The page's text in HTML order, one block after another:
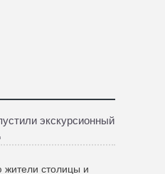
экскурсионный
столицы и